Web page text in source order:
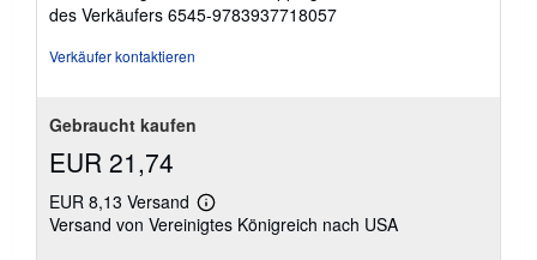
des Verkäufers 6545-9783937718057
Verkäufer kontaktieren
Gebraucht kaufen
EUR 21,74
EUR 8,13 Versand
Weitere
Informationen
Versand von Vereinigtes Königreich nach USA